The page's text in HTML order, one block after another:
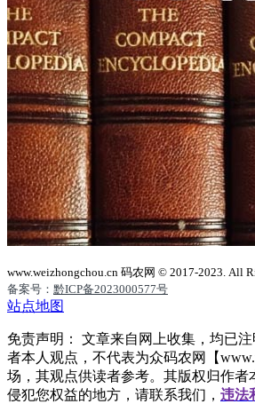
www.weizhongchou.cn 码农网 © 2017-2023. All
备案号： 黔ICP备2023000577号
站点地图
免责声明： 文章来自网上收集，均已
者本人观点，不代表为众码农网【
场，其观点供读者参考。其版权归作者
侵犯您权益的地方，请联系我们， 违法